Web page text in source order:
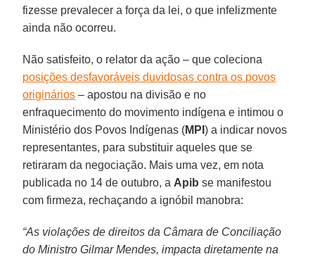
fizesse prevalecer a força da lei, o que infelizmente
ainda não ocorreu.
Não satisfeito, o relator da ação – que coleciona
posições desfavoráveis duvidosas contra os povos
originários – apostou na divisão e no
enfraquecimento do movimento indígena e intimou o
Ministério dos Povos Indígenas (MPI) a indicar novos
representantes, para substituir aqueles que se
retiraram da negociação. Mais uma vez, em nota
publicada no 14 de outubro, a Apib se manifestou
com firmeza, rechaçando a ignóbil manobra:
“As violações de direitos da Câmara de Conciliação
do Ministro Gilmar Mendes, impacta diretamente na